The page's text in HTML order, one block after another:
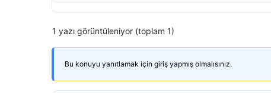
1 yazı görüntüleniyor (toplam 1)
Bu konuyu yanıtlamak için giriş yapmış olmalısınız.